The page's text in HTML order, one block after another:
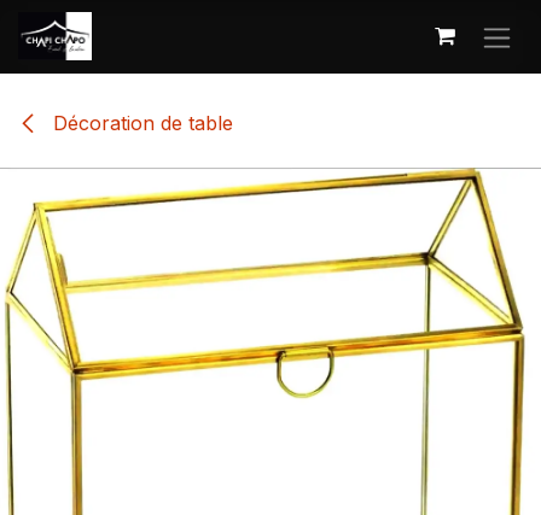
Se rendre au contenu
Décoration de table